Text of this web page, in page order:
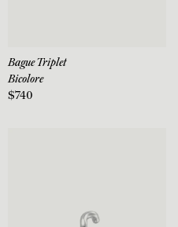
Bague Triplet
Bicolore
$740